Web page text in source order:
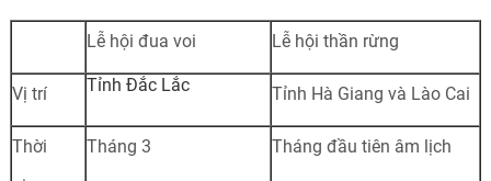
Lễ hội đua voi Lễ hội thần rừng
Vị trí Tỉnh Đắc Lắc Tỉnh Hà Giang và Lào Cai
Thời
Tháng 3 Tháng đầu tiên âm lịch